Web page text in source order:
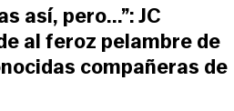
así, pero...”: JC
al feroz pelambre de
compañeras de